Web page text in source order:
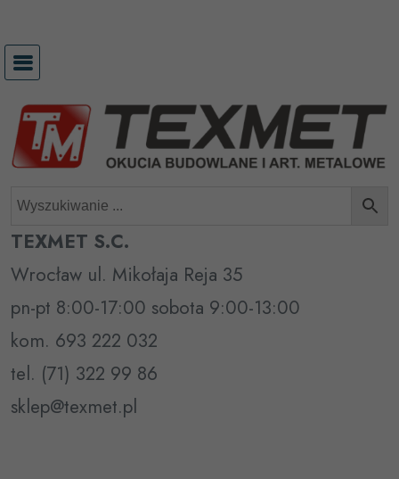
treści
TEXMET S.C.
Wrocław ul. Mikołaja Reja 35
pn-pt 8:00-17:00 sobota 9:00-13:00
kom. 693 222 032
tel. (71) 322 99 86
sklep@texmet.pl